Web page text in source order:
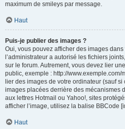
maximum de smileys par message.
Haut
Puis-je publier des images ?
Oui, vous pouvez afficher des images
l’administrateur a autorisé les fichiers
sur le forum. Autrement, vous devez lier
public, exemple : http://
lier des images de votre ordinateur (sauf
images placées derrière des mécanismes
aux lettres Hotmail ou Yahoo!, sites
afficher l’image, utilisez la balise BBCode
Haut